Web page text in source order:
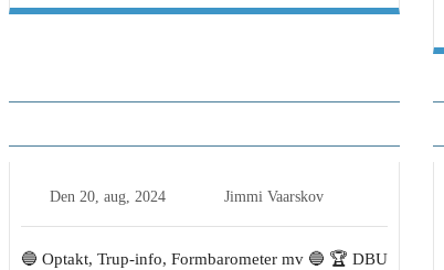
Den 20, aug, 2024 Jimmi Vaarskov
🔵 Optakt, Trup-info, Formbarometer mv 🔵 🏆 DBU